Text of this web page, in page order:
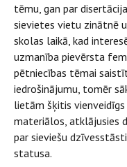
tēmu, gan par
sievietes vietu zinātnē
skolas laikā, kad
uzmanība pievērsta
pētniecības tēmai
iedrošinājumu, tomēr
lietām šķitis
materiālos, atklājusies
par sieviešu
statusa.